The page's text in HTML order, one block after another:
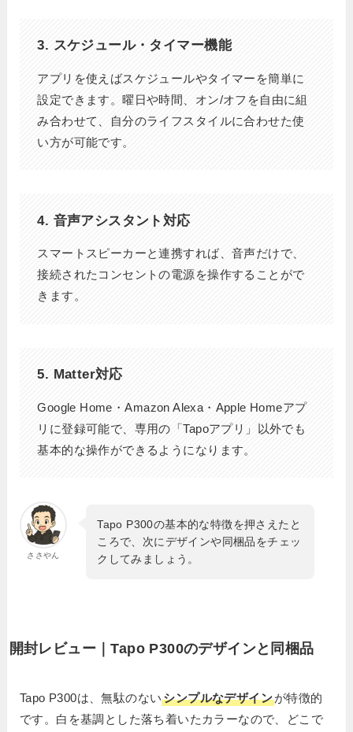
3. スケジュール・タイマー機能
アプリを使えばスケジュールやタイマーを簡単に
設定できます。曜日や時間、オン/オフを自由に組
み合わせて、自分のライフスタイルに合わせた使
い方が可能です。
4. 音声アシスタント対応
スマートスピーカーと連携すれば、音声だけで、
接続されたコンセントの電源を操作することがで
きます。
5. Matter対応
Google Home・Amazon Alexa・Apple Homeアプ
リに登録可能で、専用の「Tapoアプリ」以外でも
基本的な操作ができるようになります。
ささやん
Tapo P300の基本的な特徴を押さえたと
ころで、次にデザインや同梱品をチェッ
クしてみましょう。
開封レビュー｜Tapo P300のデザインと同梱品
Tapo P300は、無駄のないシンプルなデザインが特徴的
です。白を基調とした落ち着いたカラーなので、どこで